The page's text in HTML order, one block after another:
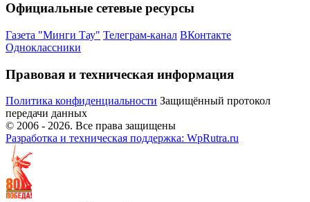
Официальные сетевые ресурсы
Газета "Минги Тау" Телеграм-канал ВКонтакте
Одноклассники
Правовая и техническая информация
Политика конфиденциальности Защищённый протокол
передачи данных
© 2006 - 2026. Все права защищены
Разработка и техническая поддержка: WpRutra.ru